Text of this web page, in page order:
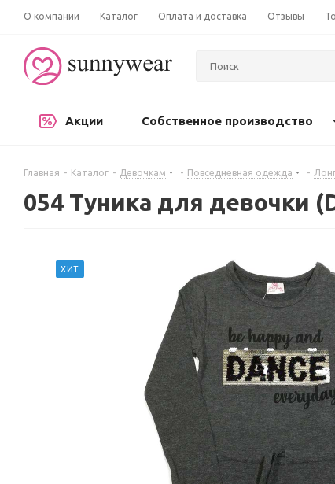
О компании Каталог Оплата и доставка Отзывы
Акции Собственное производство
Главная - Каталог - Девочкам - Повседневная одежда -
054 Туника для девочки
ХИТ